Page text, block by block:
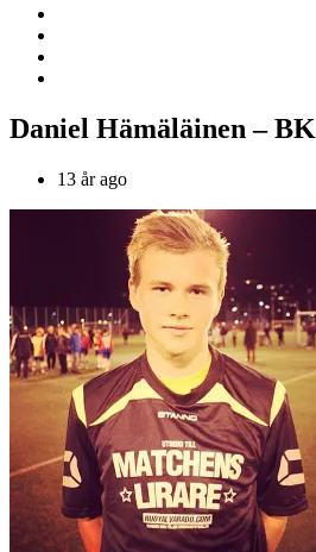
Daniel Hämäläinen –
13 år ago